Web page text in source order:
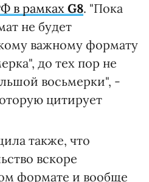
в рамках G8. "Пока
не будет
важному формату
до тех пор не
восьмерки", -
цитирует
также, что
вскоре
формате и вообще